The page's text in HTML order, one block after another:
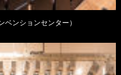
ンションセンター）